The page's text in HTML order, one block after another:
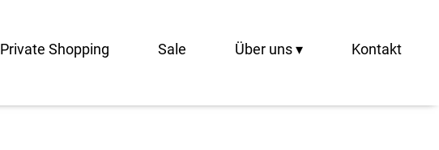
Private Shopping Sale Über uns ▾ Kontakt